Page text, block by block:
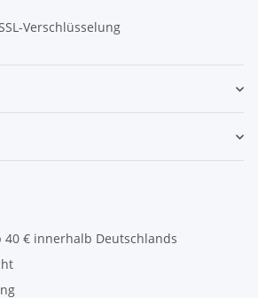
Verschlüsselung
40 € innerhalb Deutschlands